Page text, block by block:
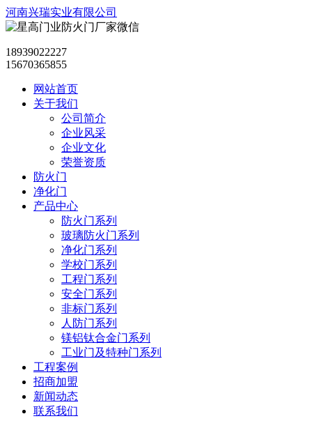
河南兴瑞实业有限公司
18939022227
15670365855
网站首页
关于我们
公司简介
企业风采
企业文化
荣誉资质
防火门
净化门
产品中心
防火门系列
玻璃防火门系列
净化门系列
学校门系列
工程门系列
安全门系列
非标门系列
人防门系列
镁铝钛合金门系列
工业门及特种门系列
工程案例
招商加盟
新闻动态
联系我们